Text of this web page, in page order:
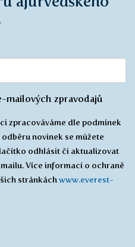
mailových zpravodajů
zpracováváme dle podmínek
novinek se můžete
odhlásit či aktualizovat
Více informací o ochraně
stránkáchwww.everest-